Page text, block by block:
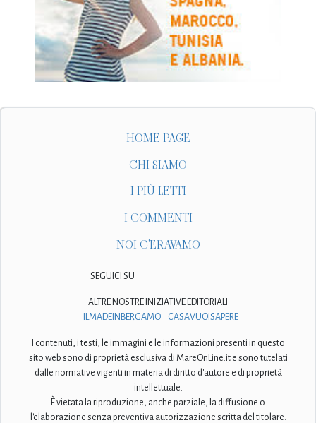
HOME PAGE
CHI SIAMO
I PIÙ LETTI
I COMMENTI
NOI C'ERAVAMO
SEGUICI SU
ALTRE NOSTRE INIZIATIVE EDITORIALI
ILMADEINBERGAMO
CASAVUOISAPERE
I contenuti, i testi, le immagini e le informazioni presenti in questo
sito web sono di proprietà esclusiva di MareOnLine.it e sono tutelati
dalle normative vigenti in materia di diritto d'autore e di proprietà
intellettuale.
È vietata la riproduzione, anche parziale, la diffusione o
l'elaborazione senza preventiva autorizzazione scritta del titolare.